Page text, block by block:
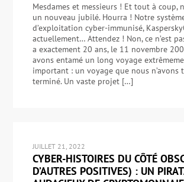
Mesdames et messieurs ! Et tout à coup,
un nouveau jubilé. Hourra ! Notre
d’exploitation cyber-immunisé,
actuellement… Attendez ! Non, ce n’est
a exactement 20 ans, le 11 novembre
avons entamé un long voyage
important : un voyage que nous n’avons
terminé. Un vaste projet […]
JUILLET 21, 2022
CYBER-HISTOIRES DU CÔTÉ
D’AUTRES POSITIVES) : UN